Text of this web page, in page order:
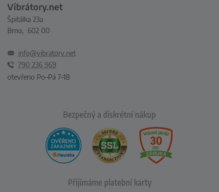
Vibrátory.net
Špitálka 23a
Brno, 602 00
info@vibratory.net
790 236 969
otevřeno Po–Pá 7–18
Bezpečný a diskrétní nákup
Přijímáme platební karty